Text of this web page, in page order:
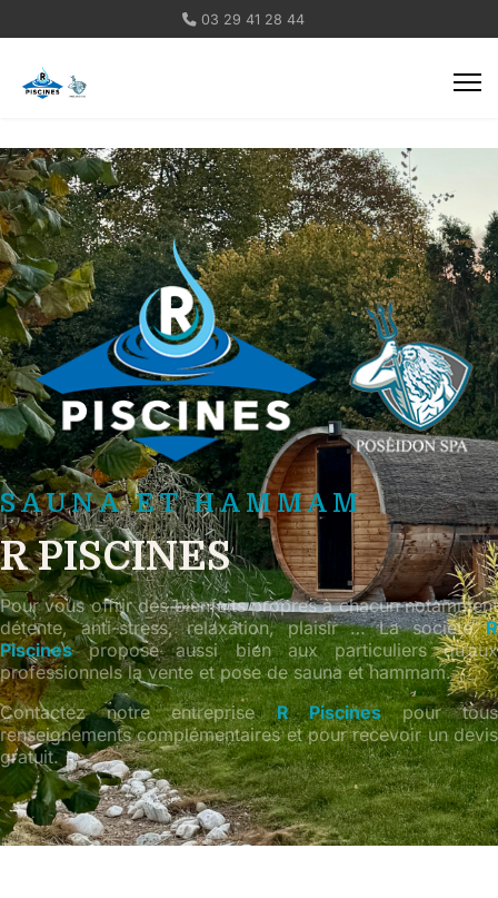
03 29 41 28 44
SAUNA ET HAMMAM
R PISCINES
Pour vous offrir des bienfaits propres à chacun notamment
détente, anti-stress, relaxation, plaisir … La sociétéR
Piscinespropose aussi bien aux particuliers qu’aux
professionnels la vente et pose de sauna et hammam.
Contactez notre entrepriseR Piscinespour tous
renseignements complémentaires et pour recevoir un devis
gratuit.